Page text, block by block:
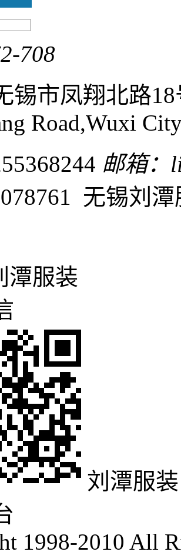
708
锡市凤翔北路
Road,Wuxi
邮箱：
无锡刘
潭服装
刘潭服装
1998-2010 All